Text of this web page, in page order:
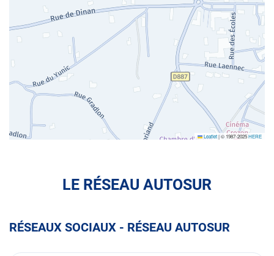
Leaflet|© 1987-2025HERE
LE RÉSEAU AUTOSUR
RÉSEAUX SOCIAUX - RÉSEAU AUTOSUR